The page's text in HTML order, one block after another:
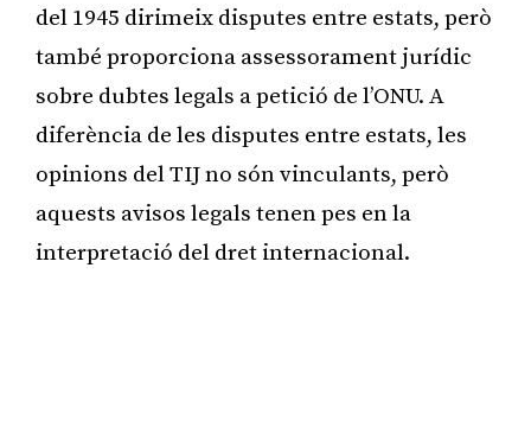
del 1945 dirimeix disputes entre estats, però
també proporciona assessorament jurídic
sobre dubtes legals a petició de l’ONU. A
diferència de les disputes entre estats, les
opinions del TIJ no són vinculants, però
aquests avisos legals tenen pes en la
interpretació del dret internacional.